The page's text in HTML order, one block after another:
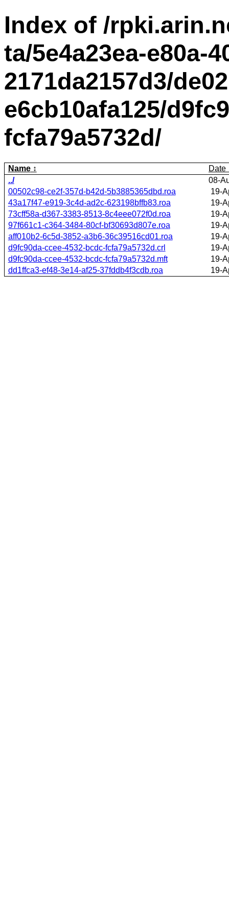
Index of /
ta/5e4a23ea-e80a-
2171da2157d3/
e6cb10afa125/
fcfa79a5732d/
Name
Date
../
08-
00502c98-ce2f-357d-b42d-5b3885365dbd.roa
19-
43a17f47-e919-3c4d-ad2c-623198bffb83.roa
19-
73cff58a-d367-3383-8513-8c4eee072f0d.roa
19-
97f661c1-c364-3484-80cf-bf30693d807e.roa
19-
aff010b2-6c5d-3852-a3b6-36c39516cd01.roa
19-
d9fc90da-ccee-4532-bcdc-fcfa79a5732d.crl
19-
d9fc90da-ccee-4532-bcdc-fcfa79a5732d.mft
19-
dd1ffca3-ef48-3e14-af25-37fddb4f3cdb.roa
19-